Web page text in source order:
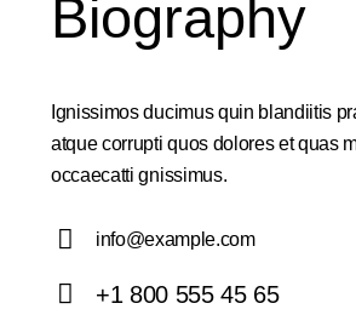
Biography
Ignissimos ducimus quin blandiitis
atque corrupti quos dolores et quas
occaecatti gnissimus.
m
info@example.com
+1 800 555 45 65